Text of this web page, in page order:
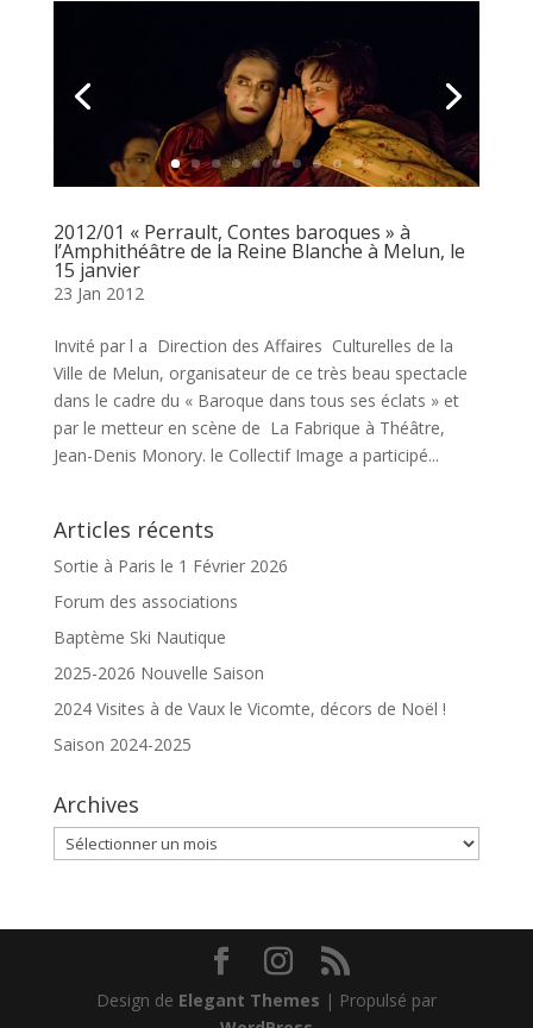
2012/01 « Perrault, Contes baroques » à
l’Amphithéâtre de la Reine Blanche à Melun, le
15 janvier
23 Jan 2012
Invité par l a Direction des Affaires Culturelles de la
Ville de Melun, organisateur de ce très beau spectacle
dans le cadre du « Baroque dans tous ses éclats » et
par le metteur en scène de La Fabrique à Théâtre,
Jean-Denis Monory. le Collectif Image a participé...
Articles récents
Sortie à Paris le 1 Février 2026
Forum des associations
Baptème Ski Nautique
2025-2026 Nouvelle Saison
2024 Visites à de Vaux le Vicomte, décors de Noël !
Saison 2024-2025
Archives
Archives
Design de Elegant Themes | Propulsé par